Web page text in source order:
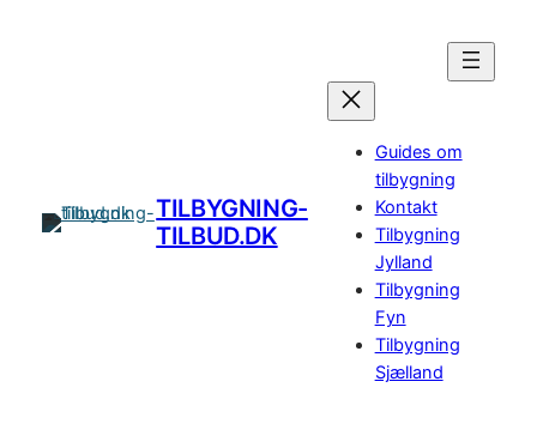
TILBYGNING-
TILBUD.DK
Guides om
tilbygning
Kontakt
Tilbygning
Jylland
Tilbygning
Fyn
Tilbygning
Sjælland